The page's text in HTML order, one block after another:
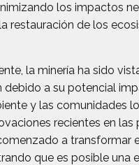
los impactos
restauración de los
la minería ha sido
debido a su potencial
y las comunidades
recientes en las
a transformar
que es posible una